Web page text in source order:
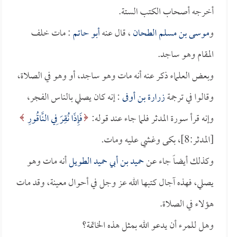
أخرجه أصحاب الكتب الستة.
وموسى بن مسلم الطحان، قال عنهأبو حاتم: مات خلف
المقام وهو ساجد.
وبعض العلماء ذكر عنه أنه مات وهو ساجد، أو وهو في الصلاة،
وقالوا في ترجمةزرارة بن أوفى: إنه كان يصلي بالناس الفجر،
وإنه قرأ سورة المدثر فلما جاء عند قوله: فَإِذَا نُقِرَ فِي النَّاقُورِ
[المدثر:8]، بكى وغشي عليه ومات.
وكذلك أيضاً جاء عنحميد بن أبي حميد الطويلأنه مات وهو
يصلي، فهذه آجال كتبها الله عز وجل في أحوال معينة، وقد مات
هؤلاء في الصلاة.
وهل للمرء أن يدعو الله بمثل هذه الخاتمة؟